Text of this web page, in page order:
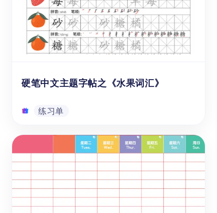
别为3-5岁、6-8岁、9-11岁、12-14岁、15-
18岁各推荐6本符合相应儿童群体认知规律与
阅读兴趣的课外读物。经典课外书籍可以帮助
儿童在阅读中学习中文的同时，深化理解与思
练习单
硬笔中文主题字帖之《水果词汇》
练习单
硬笔中文主题字帖之《水果词汇》
的海外1-6年级学生，通过系统性地练习汉字
书写，聚焦于日常生活中常见的水果词汇，有
效衔接母语文化和提升中文书写技能，增进孩
子们对中国文字艺术的欣赏和创作能力。